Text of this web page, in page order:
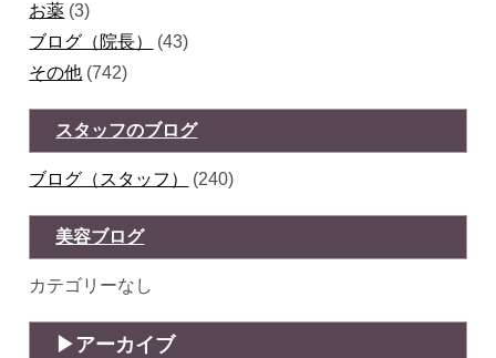
お薬 (3)
ブログ（院長）
(43)
その他 (742)
スタッフのブログ
ブログ（スタッフ） (240)
美容ブログ
カテゴリーなし
アーカイブ